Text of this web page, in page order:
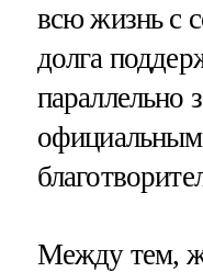
всю жизнь с
долга
параллельно
Между тем,